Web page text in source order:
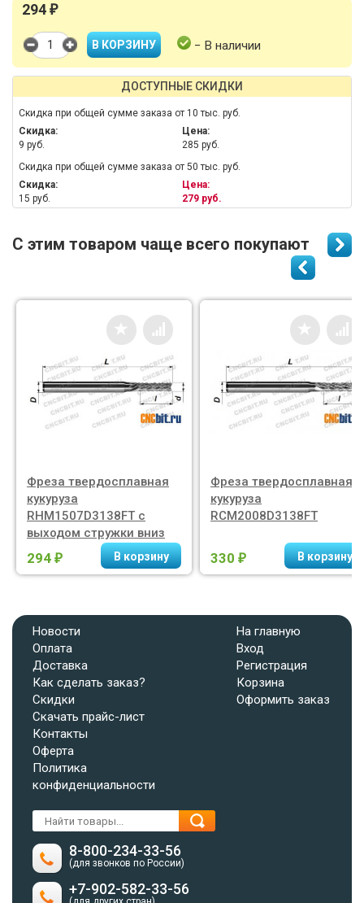
294 ₽
− В наличии
ДОСТУПНЫЕ СКИДКИ
Скидка при общей сумме заказа от 10 тыс. руб.
Скидка:
9 руб.
Цена:
285 руб.
Скидка при общей сумме заказа от 50 тыс. руб.
Скидка:
15 руб.
Цена:
279 руб.
С этим товаром чаще всего покупают
Фреза твердосплавная
кукуруза
RHM1507D3138FT с
выходом стружки вниз
294 ₽
Фреза твердосплавная
кукуруза
RCM2008D3138FT
330 ₽
Новости
Оплата
Доставка
Как сделать заказ?
Скидки
Скачать прайс-лист
Контакты
Оферта
Политика
конфиденциальности
На главную
Вход
Регистрация
Корзина
Оформить заказ
8-800-234-33-56
(для звонков по России)
+7-902-582-33-56